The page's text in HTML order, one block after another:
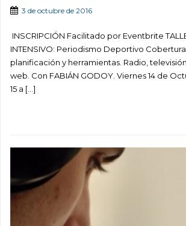
3 de octubre de 2016
INSCRIPCIÓN Facilitado por Eventbrite
INTENSIVO: Periodismo Deportivo
planificación y herramientas. Radio,
web. Con FABIÁN GODOY. Viernes 14 de
15 a […]